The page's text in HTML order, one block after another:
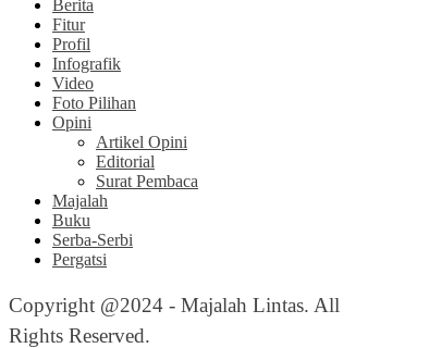
Berita
Fitur
Profil
Infografik
Video
Foto Pilihan
Opini
Artikel Opini
Editorial
Surat Pembaca
Majalah
Buku
Serba-Serbi
Pergatsi
Copyright @2024 - Majalah Lintas. All
Rights Reserved.